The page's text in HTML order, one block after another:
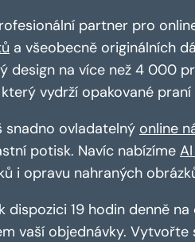
partner pro
a všeobecně originálních
design na více než 4 000
vydrží opakované praní
snadno ovladatelný online
potisk. Navíc nabízíme
i opravu nahraných
dispozici 19 hodin denně
vaší objednávky. Vytvořte